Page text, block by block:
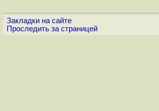
Закладки на сайте
Проследить за страницей